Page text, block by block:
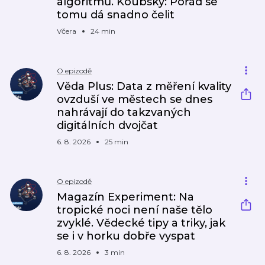
tomu dá snadno čelit
Včera 24 min
O epizodě
Věda Plus: Data z měření kvality
ovzduší ve městech se dnes
nahrávají do takzvaných
digitálních dvojčat
6. 8. 2026 25 min
O epizodě
Magazín Experiment: Na
tropické noci není naše tělo
zvyklé. Vědecké tipy a triky, jak
se i v horku dobře vyspat
6. 8. 2026 3 min